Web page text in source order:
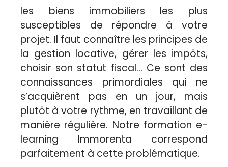
les biens immobiliers les plus
susceptibles de répondre à votre
projet. Il faut connaître les principes de
la gestion locative, gérer les impôts,
choisir son statut fiscal… Ce sont des
connaissances primordiales qui ne
s’acquièrent pas en un jour, mais
plutôt à votre rythme, en travaillant de
manière régulière. Notre formation e-
learning Immorenta correspond
parfaitement à cette problématique.